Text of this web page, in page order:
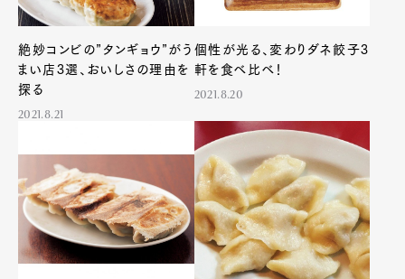
Art&DesignWatchFashion
GourmetCars
CultureLifestyle
絶妙コンビの”タンギョウ”がう
まい店3選、おいしさの理由を
探る
2021.8.21
個性が光る、変わりダネ餃子3
軒を食べ比べ！
2021.8.20